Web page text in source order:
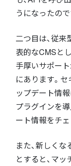
うになったので
二つ目は、従
表的なCMSと
手厚いサポー
にあります。
ップデート情
プラグインを
ート情報をチ
また、新しく
とすると、マ